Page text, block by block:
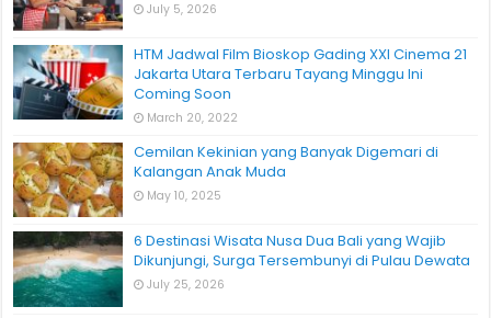
July 5, 2026
HTM Jadwal Film Bioskop Gading XXI Cinema 21
Jakarta Utara Terbaru Tayang Minggu Ini
Coming Soon
March 20, 2022
Cemilan Kekinian yang Banyak Digemari di
Kalangan Anak Muda
May 10, 2025
6 Destinasi Wisata Nusa Dua Bali yang Wajib
Dikunjungi, Surga Tersembunyi di Pulau Dewata
July 25, 2026